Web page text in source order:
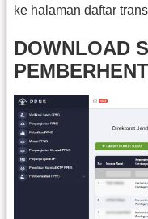
ke halaman daftar
DOWNLOAD